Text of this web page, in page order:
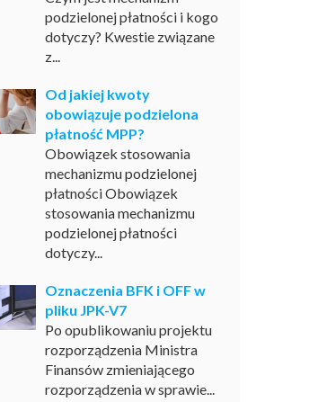
podzielonej płatności i kogo
dotyczy? Kwestie związane
z...
Od jakiej kwoty
obowiązuje podzielona
płatność MPP?
Obowiązek stosowania
mechanizmu podzielonej
płatności Obowiązek
stosowania mechanizmu
podzielonej płatności
dotyczy...
Oznaczenia BFK i OFF w
pliku JPK-V7
Po opublikowaniu projektu
rozporządzenia Ministra
Finansów zmieniającego
rozporządzenia w sprawie...